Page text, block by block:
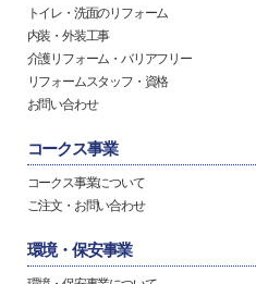
トイレ・洗面のリフォーム
内装・外装工事
介護リフォーム・バリアフリー
リフォームスタッフ・資格
お問い合わせ
コークス事業
コークス事業について
ご注文・お問い合わせ
環境・保安事業